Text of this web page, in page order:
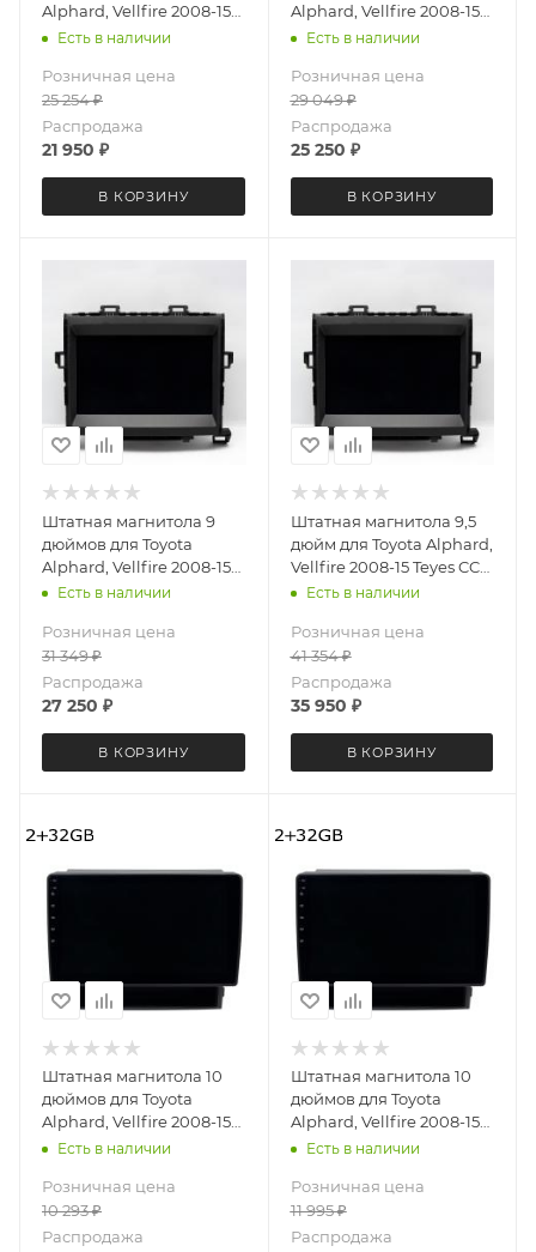
Alphard, Vellfire 2008-15
MEKEDE X20-PRO 4026-
13 4+64 Gb 8 ядер
Есть в наличии
Розничная цена
25 254₽
Распродажа
21 950 ₽
В КОРЗИНУ
Alphard, Vellfire 2008-15
Teyes CC4L 4026-6877
Есть в наличии
Розничная цена
29 049₽
Распродажа
25 250 ₽
В КОРЗИНУ
Штатная магнитола 9
дюймов для Toyota
Alphard, Vellfire 2008-15
Teyes CC4L DTS 4026-
Есть в наличии
Розничная цена
31 349₽
Распродажа
27 250 ₽
В КОРЗИНУ
Штатная магнитола 9,5
дюйм для Toyota Alphard,
Vellfire 2008-15 Teyes CC4
4026-6875 экран 2K
Есть в наличии
Розничная цена
41 354₽
Распродажа
35 950 ₽
В КОРЗИНУ
Штатная магнитола 10
дюймов для Toyota
Alphard, Vellfire 2008-15
(правый руль) LeTrun
MTK 2+32 Gb IPS
Есть в наличии
Розничная цена
10 293₽
Распродажа
Штатная магнитола 10
дюймов для Toyota
Alphard, Vellfire 2008-15
(правый руль) MEKEDE
12 2+32 Gb
Есть в наличии
Розничная цена
11 995₽
Распродажа